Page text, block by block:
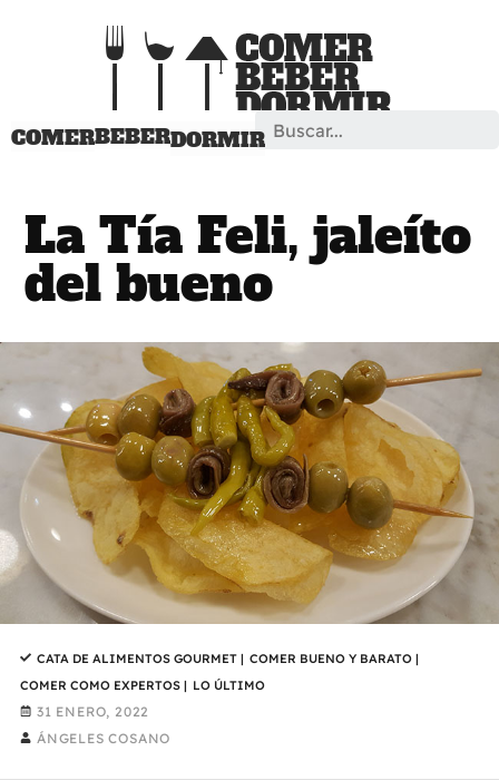
COMERBEBERDORMIR
Search
La Tía Feli, jaleíto
del bueno
CATA DE ALIMENTOS GOURMET| COMER BUENO Y BARATO|
COMER COMO EXPERTOS| LO ÚLTIMO
31 ENERO, 2022
ÁNGELES COSANO